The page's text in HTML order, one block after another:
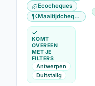
Ecocheques
Maaltijdcheques
KOMT
OVEREEN
MET JE
FILTERS
Antwerpen
Duitstalig